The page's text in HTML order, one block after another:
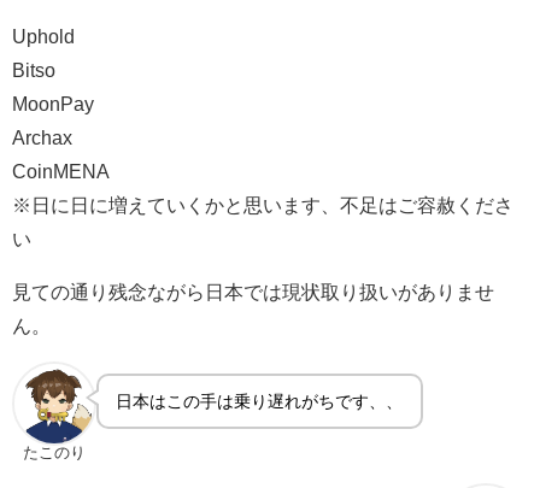
Uphold
Bitso
MoonPay
Archax
CoinMENA
※日に日に増えていくかと思います、不足はご容赦くださ
い
見ての通り残念ながら日本では現状取り扱いがありませ
ん。
たこのり
日本はこの手は乗り遅れがちです、、